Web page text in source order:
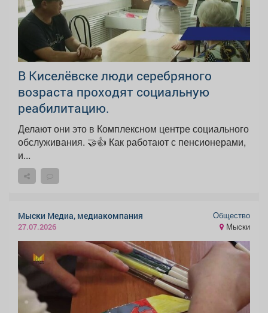
В Киселёвске люди серебряного
возраста проходят социальную
реабилитацию.
Делают они это в Комплексном центре социального
обслуживания. 🤝👍 Как работают с пенсионерами,
и...
Мыски Медиа, медиакомпания
27.07.2026
Общество
Мыски